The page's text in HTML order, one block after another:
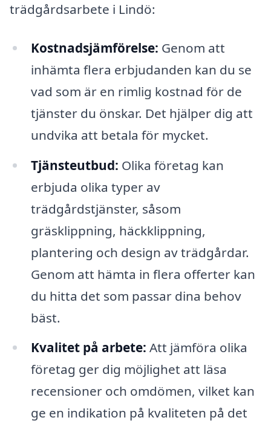
trädgårdsarbete i Lindö:
Kostnadsjämförelse: Genom att
inhämta flera erbjudanden kan du se
vad som är en rimlig kostnad för de
tjänster du önskar. Det hjälper dig att
undvika att betala för mycket.
Tjänsteutbud: Olika företag kan
erbjuda olika typer av
trädgårdstjänster, såsom
gräsklippning, häckklippning,
plantering och design av trädgårdar.
Genom att hämta in flera offerter kan
du hitta det som passar dina behov
bäst.
Kvalitet på arbete: Att jämföra olika
företag ger dig möjlighet att läsa
recensioner och omdömen, vilket kan
ge en indikation på kvaliteten på det